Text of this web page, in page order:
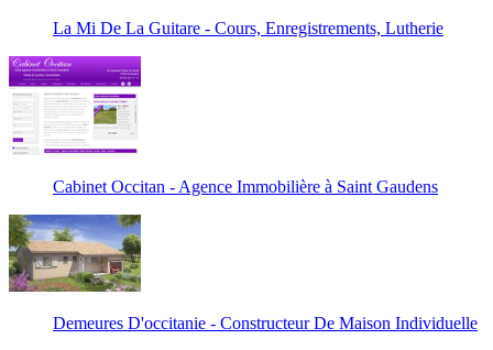
La Mi De La Guitare - Cours, Enregistrements, Lutherie
Cabinet Occitan - Agence Immobilière à Saint Gaudens
Demeures D'occitanie - Constructeur De Maison Individuelle